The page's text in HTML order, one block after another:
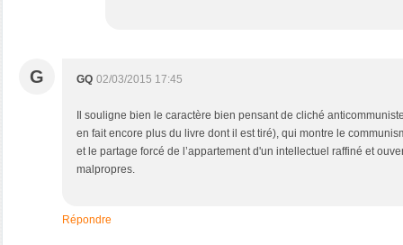
G GQ 02/03/2015 17:45
Il souligne bien le caractère bien pensant de cliché
en fait encore plus du livre dont il est tiré), qui montre le
et le partage forcé de l’appartement d'un intellectuel raffiné et
malpropres.
Répondre